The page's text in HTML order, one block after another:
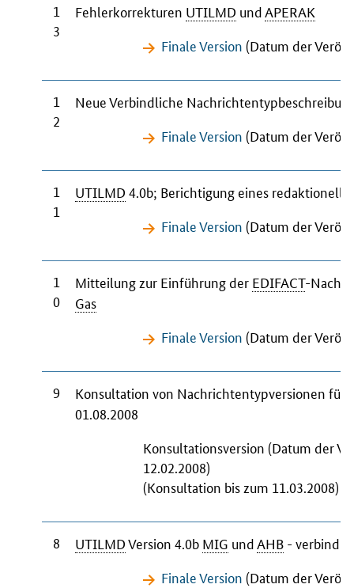
1
3
Fehlerkorrekturen UTILMD undAPERAK
Finale Version (Datum der
1
2
Neue Verbindliche
Finale Version (Datum der
1
1
UTILMD 4.0b; Berichtigung eines
Finale Version (Datum der
1
0
Mitteilung zur Einführung der EDIFACT-
Gas
Finale Version (Datum der
9
Konsultation von Nachrichtentypversionen für
01.08.2008
Konsultationsversion (Datum der
12.02.2008)
(Konsultation bis zum 11.03.2008)
8 UTILMDVersion 4.0b MIG undAHB-
Finale Version (Datum der